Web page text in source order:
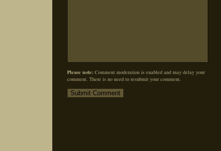
Please note: Comment moderation is enabled and may delay your
comment. There is no need to resubmit your comment.